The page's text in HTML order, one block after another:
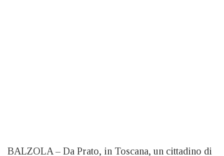
BALZOLA – Da Prato, in Toscana, un cittadino di